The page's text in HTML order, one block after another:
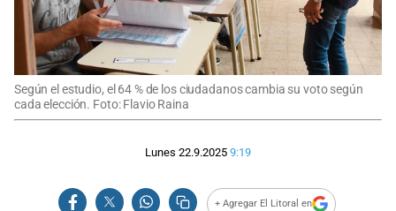
Según el estudio, el 64 % de los ciudadanos cambia su voto según
cada elección. Foto: Flavio Raina
Lunes 22.9.2025 9:19
+ Agregar El Litoral en